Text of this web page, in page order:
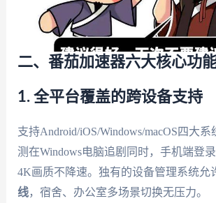
二、番茄加速器六大核心功
1. 全平台覆盖的跨设备支持
支持Android/iOS/Windows/macOS四大
测在Windows电脑追剧同时，手机端登
4K画质不降速。独有的设备管理系统允
线，宿舍、办公室多场景切换无压力。